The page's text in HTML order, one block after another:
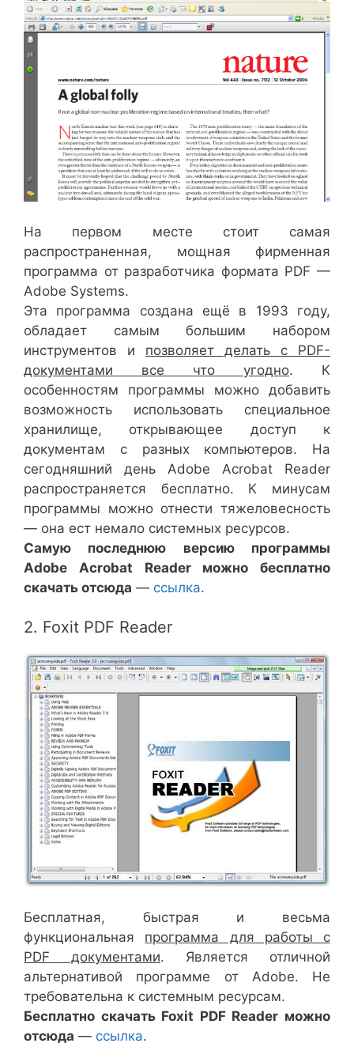
На первом месте стоит самая
распространенная, мощная фирменная
программа от разработчика формата PDF —
Adobe Systems.
Эта программа создана ещё в 1993 году,
обладает самым большим набором
инструментов и позволяет делать с PDF-
документами все что угодно. К
особенностям программы можно добавить
возможность использовать специальное
хранилище, открывающее доступ к
документам с разных компьютеров. На
сегодняшний день Adobe Acrobat Reader
распространяется бесплатно. К минусам
программы можно отнести тяжеловесность
— она ест немало системных ресурсов.
Самую последнюю версию программы
Adobe Acrobat Reader можно бесплатно
скачать отсюда — ссылка.
2. Foxit PDF Reader
Бесплатная, быстрая и весьма
функциональная программа для работы с
PDF документами. Является отличной
альтернативой программе от Adobe. Не
требовательна к системным ресурсам.
Бесплатно скачать Foxit PDF Reader можно
отсюда — ссылка.